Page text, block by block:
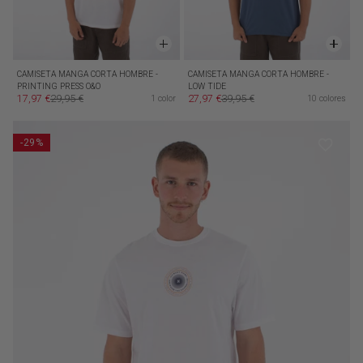
CAMISETA MANGA CORTA HOMBRE -
PRINTING PRESS O&O
Precio de oferta
17,97 €Precio habitual
29,95 € 1 color
CAMISETA MANGA CORTA HOMBRE -
LOW TIDE
Precio de oferta
27,97 €Precio habitual
39,95 € 10 colores
-29%